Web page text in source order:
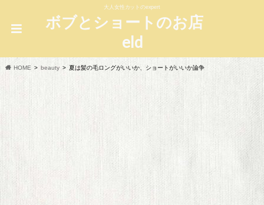
大人女性カットのexpert
ボブとショートのお店
eld
HOME beauty 夏は髪の毛ロングがいいか、ショートがいいか論争